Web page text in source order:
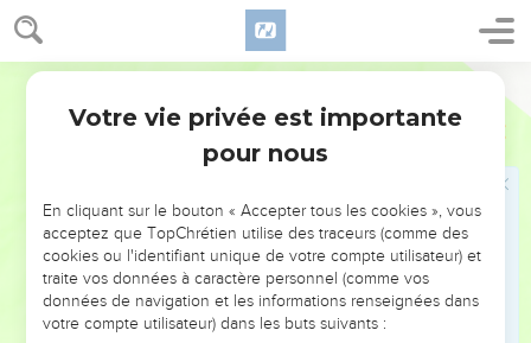
Nombres 22
Rencontre de Balaam et Balac
Lorsque Balac apprit que Balaam arrivait, il alla à sa
rencontre jusqu’à Ar en Moab, qui se trouve tout près de la
frontière du pays, sur le cours de l’Arnon.
Balac lui demanda : « Pourquoi n’as-tu pas accepté de
t’inviter ? Pensais-tu que je ne pourrais pas te combler
d’honneurs ? » –
« Eh bien, me voici ! répondit Balaam. Mais que pourrais-je
dire ? Je suis autorisé à prononcer uniquement les messages
que Dieu placera dans ma bouche. »
Votre vie privée est importante
pour nous
En cliquant sur le bouton « Accepter tous les cookies », vous
acceptez que TopChrétien utilise des traceurs (comme des
cookies ou l'identifiant unique de votre compte utilisateur) et
traite vos données à caractère personnel (comme vos
données de navigation et les informations renseignées dans
votre compte utilisateur) dans les buts suivants :